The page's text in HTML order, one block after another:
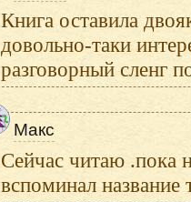
Книга оставила
довольно-таки
разговорный сленг
Макс
Сейчас читаю .пока
вспоминал